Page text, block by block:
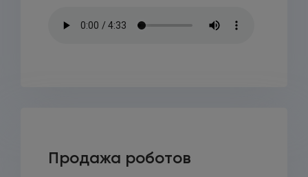
Продажа роботов